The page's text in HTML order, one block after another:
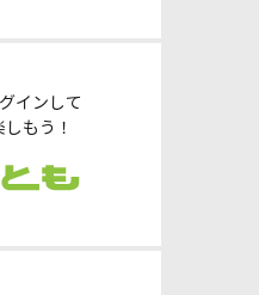
インして
もう！